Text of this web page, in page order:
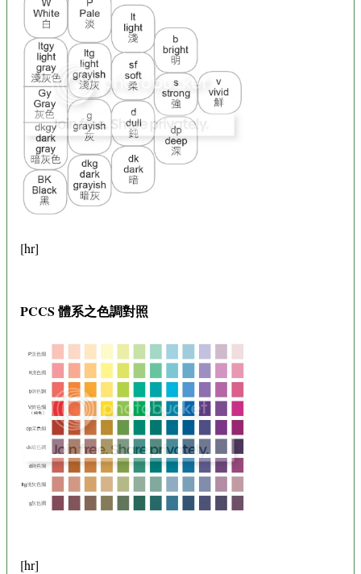
[hr]
PCCS 體系之色調對照
[hr]